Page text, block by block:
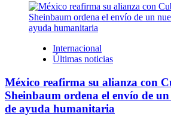
Internacional
Últimas noticias
México reafirma su alianza con
Sheinbaum ordena el envío de
de ayuda humanitaria